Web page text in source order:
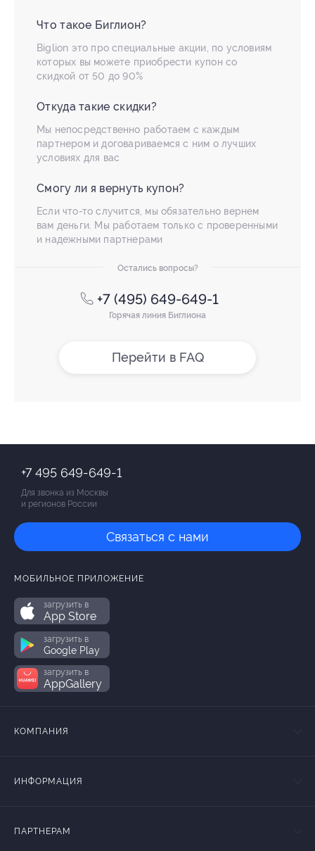
Что такое Биглион?
Biglion это про специальные акции, по условиям
которых вы можете приобрести купон со
скидкой от 50 до 90%
Откуда такие скидки?
Мы непосредственно работаем с каждым
партнером и договариваемся с ним о лучших
условиях для вас
Смогу ли я вернуть купон?
Если что-то случится, мы обязательно вернем
вам деньги. Мы работаем только с проверенными
и надежными партнерами
Остались вопросы?
+7 (495) 649-649-1
Горячая линия Биглиона
Перейти в FAQ
+7 495 649-649-1
Для звонка из Москвы
и регионов России
Связаться с нами
МОБИЛЬНОЕ ПРИЛОЖЕНИЕ
загрузить в
App Store
загрузить в
Google Play
загрузить в
AppGallery
КОМПАНИЯ
ИНФОРМАЦИЯ
ПАРТНЕРАМ